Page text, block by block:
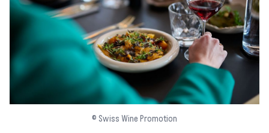
© Swiss Wine Promotion